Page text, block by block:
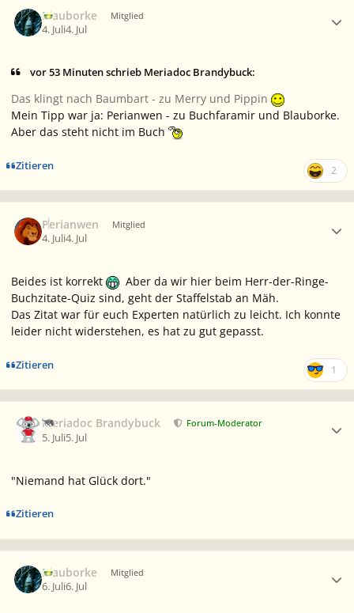
Blauborke Mitglied
4. Juli4. Jul
vor 53 Minuten schrieb Meriadoc Brandybuck:
Das klingt nach Baumbart - zu Merry und Pippin
Mein Tipp war ja: Perianwen - zu Buchfaramir und Blauborke.
Aber das steht nicht im Buch
Zitieren 2
Perianwen Mitglied
4. Juli4. Jul
Beides ist korrekt
Aber da wir hier beim Herr-der-Ringe-
Buchzitate-Quiz sind, geht der Staffelstab an Mäh.
Das Zitat war für euch Experten natürlich zu leicht. Ich konnte
leider nicht widerstehen, es hat zu gut gepasst.
Zitieren 1
Meriadoc Brandybuck Forum-Moderator
5. Juli5. Jul
"Niemand hat Glück dort."
Zitieren
Blauborke Mitglied
6. Juli6. Jul